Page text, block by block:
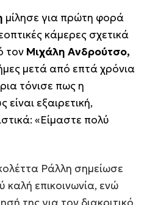
μίλησε για πρώτη φορά
κάμερες σχετικά
τον Μιχάλη Ανδρούτσο,
μετά από επτά χρόνια
τόνισε πως η
εξαιρετική,
«Είμαστε πολύ
Ράλλη σημείωσε
καλή επικοινωνία, ενώ